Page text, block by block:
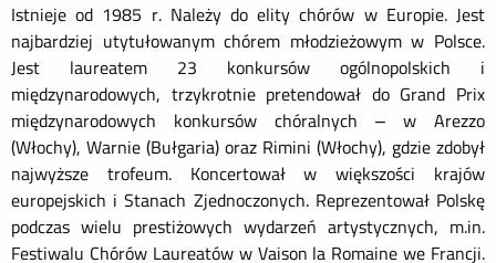
Istnieje od 1985 r. Należy do elity chórów w Europie. Jest
najbardziej utytułowanym chórem młodzieżowym w Polsce.
Jest laureatem 23 konkursów ogólnopolskich i
międzynarodowych, trzykrotnie pretendował do Grand Prix
międzynarodowych konkursów chóralnych – w Arezzo
(Włochy), Warnie (Bułgaria) oraz Rimini (Włochy), gdzie zdobył
najwyższe trofeum. Koncertował w większości krajów
europejskich i Stanach Zjednoczonych. Reprezentował Polskę
podczas wielu prestiżowych wydarzeń artystycznych, m.in.
Festiwalu Chórów Laureatów w Vaison la Romaine we Francji.